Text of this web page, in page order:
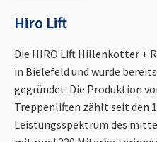
Hiro Lift
Die HIRO Lift Hillenkötter +
in Bielefeld und wurde
gegründet. Die Produktion
Treppenliften zählt seit den
Leistungsspektrum des